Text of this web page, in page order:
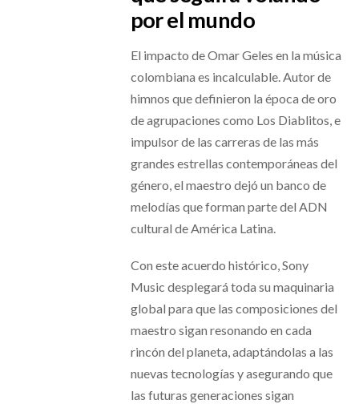
por el mundo
El impacto de Omar Geles en la música
colombiana es incalculable. Autor de
himnos que definieron la época de oro
de agrupaciones como Los Diablitos, e
impulsor de las carreras de las más
grandes estrellas contemporáneas del
género, el maestro dejó un banco de
melodías que forman parte del ADN
cultural de América Latina.
Con este acuerdo histórico, Sony
Music desplegará toda su maquinaria
global para que las composiciones del
maestro sigan resonando en cada
rincón del planeta, adaptándolas a las
nuevas tecnologías y asegurando que
las futuras generaciones sigan